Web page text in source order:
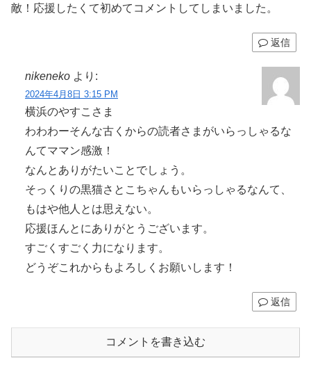
敵！応援したくて初めてコメントしてしまいました。
返信
nikeneko より:
2024年4月8日 3:15 PM
横浜のやすこさま
わわわーそんな古くからの読者さまがいらっしゃるな
んてママン感激！
なんとありがたいことでしょう。
そっくりの黒猫さとこちゃんもいらっしゃるなんて、
もはや他人とは思えない。
応援ほんとにありがとうございます。
すごくすごく力になります。
どうぞこれからもよろしくお願いします！
返信
コメントを書き込む